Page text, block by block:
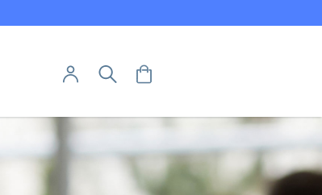
zum
User-Menü
Abo hier kündigen
Abo widerrufen